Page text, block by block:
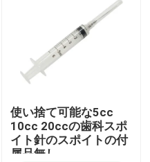
使い捨て可能な5cc
10cc 20ccの歯科スポ
イト針のスポイトの付
属品無し